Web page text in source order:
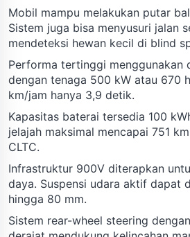
Mobil mampu melakukan putar
Sistem juga bisa menyusuri jalan
mendeteksi hewan kecil di blind
Performa tertinggi menggunakan
dengan tenaga 500 kW atau 670
km/jam hanya 3,9 detik.
Kapasitas baterai tersedia 100
jelajah maksimal mencapai 751
CLTC.
Infrastruktur 900V diterapkan
daya. Suspensi udara aktif dapat
hingga 80 mm.
Sistem rear-wheel steering